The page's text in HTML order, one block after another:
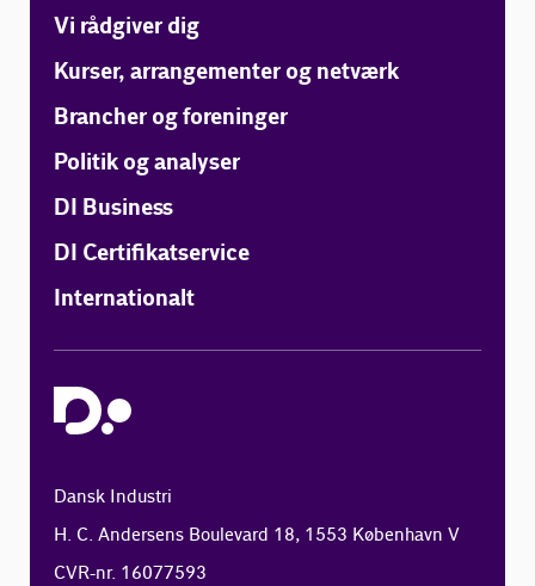
Vi rådgiver dig
Kurser, arrangementer og netværk
Brancher og foreninger
Politik og analyser
DI Business
DI Certifikatservice
Internationalt
Dansk Industri
H. C. Andersens Boulevard 18, 1553 København V
CVR-nr. 16077593